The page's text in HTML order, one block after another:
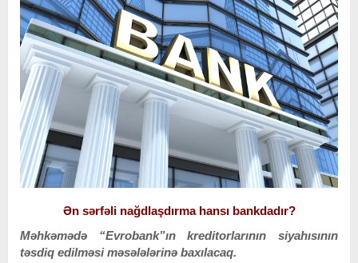
Ən sərfəli nağdlaşdırma hansı bankdadır?
Məhkəmədə “Evrobank”ın kreditorlarının siyahısının
təsdiq edilməsi məsələlərinə baxılacaq.